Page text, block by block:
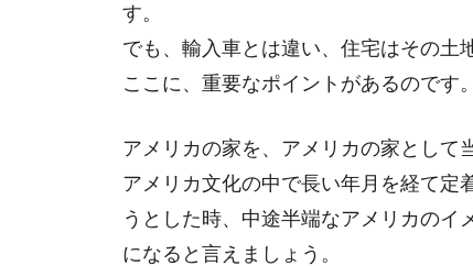
す。
でも、輸入車とは違い、住宅はその土
ここに、重要なポイントがあるのです。
アメリカの家を、アメリカの家として
アメリカ文化の中で長い年月を経て定
うとした時、中途半端なアメリカの
になると言えましょう。